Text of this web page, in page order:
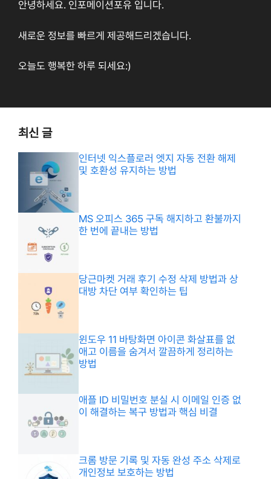
안녕하세요. 인포메이션포유 입니다.
새로운 정보를 빠르게 제공해드리겠습니다.
오늘도 행복한 하루 되세요:)
최신 글
인터넷 익스플로러 엣지 자동 전환 해제
및 호환성 유지하는 방법
MS 오피스 365 구독 해지하고 환불까지
한 번에 끝내는 방법
당근마켓 거래 후기 수정 삭제 방법과 상
대방 차단 여부 확인하는 팁
윈도우 11 바탕화면 아이콘 화살표를 없
애고 이름을 숨겨서 깔끔하게 정리하는
방법
애플 ID 비밀번호 분실 시 이메일 인증 없
이 해결하는 복구 방법과 핵심 비결
크롬 방문 기록 및 자동 완성 주소 삭제로
개인정보 보호하는 방법